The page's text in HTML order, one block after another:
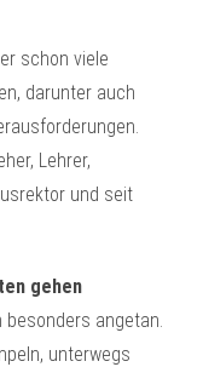
schon viele
darunter auch
Lehrer,
und seit
gehen
besonders angetan.
unterwegs